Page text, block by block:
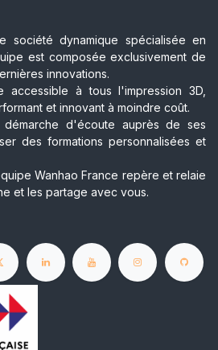
société dynamique spécialisée en
est composée exclusivement de
innovations.
accessible à tous l'impression 3D,
et innovant à moindre coût.
d'écoute auprès de ses
des formations personnalisées et
Wanhao France repère et relaie
et les partage avec vous.